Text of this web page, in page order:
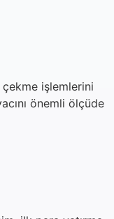
çekme işlemlerini
önemli ölçüde